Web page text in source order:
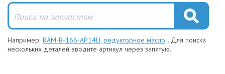
Например: RAM-B-166-AP14U, редукторное масло . Для поиска
нескольких деталей вводите артикул через запятую.